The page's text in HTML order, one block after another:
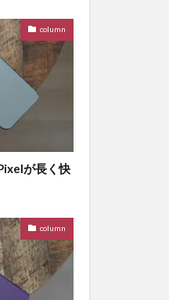
column
が長く快
column